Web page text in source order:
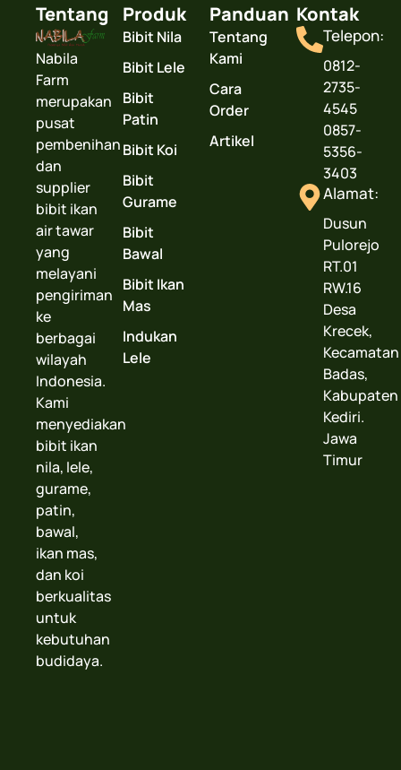
Tentang
Nabila
Farm
merupakan
pusat
pembenihan
dan
supplier
bibit ikan
air tawar
yang
melayani
pengiriman
ke
berbagai
wilayah
Indonesia.
Kami
menyediakan
bibit ikan
nila, lele,
gurame,
patin,
bawal,
ikan mas,
dan koi
berkualitas
untuk
kebutuhan
budidaya.
Produk
Bibit Nila
Bibit Lele
Bibit
Patin
Bibit Koi
Bibit
Gurame
Bibit
Bawal
Bibit Ikan
Mas
Indukan
Lele
Panduan
Tentang
Kami
Cara
Order
Artikel
Kontak
Telepon:
0812-
2735-
4545
0857-
5356-
3403
Alamat:
Dusun
Pulorejo
RT.01
RW.16
Desa
Krecek,
Kecamatan
Badas,
Kabupaten
Kediri.
Jawa
Timur